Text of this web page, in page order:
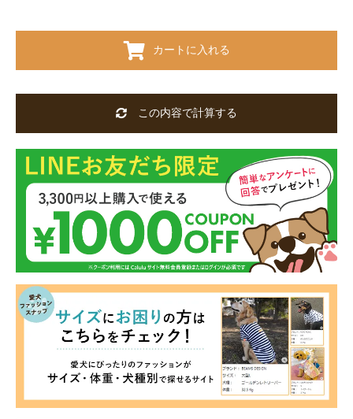
カートに入れる
この内容で計算する